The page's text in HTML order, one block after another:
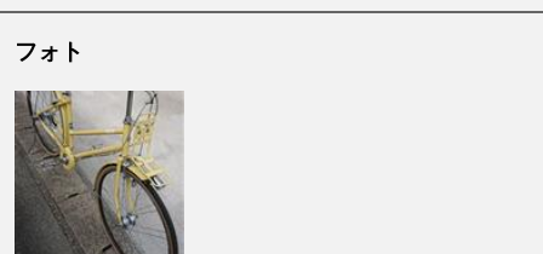
フォト